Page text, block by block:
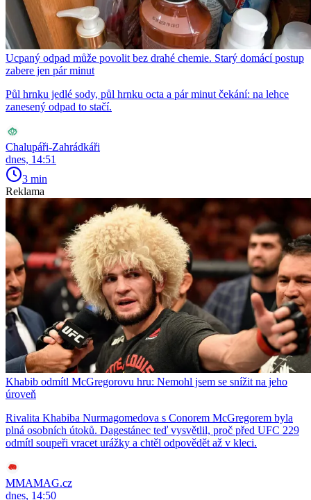
Ucpaný odpad může povolit bez drahé chemie. Starý domácí postup
zabere jen pár minut
Půl hrnku jedlé sody, půl hrnku octa a pár minut čekání: na lehce
zanesený odpad to stačí.
Chalupáři-Zahrádkáři
dnes, 14:51
3 min
Reklama
Khabib odmítl McGregorovu hru: Nemohl jsem se snížit na jeho
úroveň
Rivalita Khabiba Nurmagomedova s Conorem McGregorem byla
plná osobních útoků. Dagestánec teď vysvětlil, proč před UFC 229
odmítl soupeři vracet urážky a chtěl odpovědět až v kleci.
MMAMAG.cz
dnes, 14:50